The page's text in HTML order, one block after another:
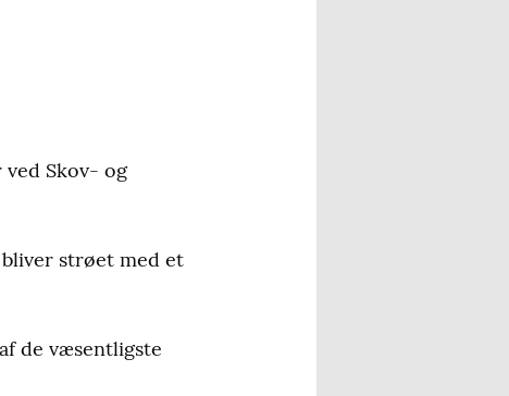
Skov- og
strøet med et
de væsentligste